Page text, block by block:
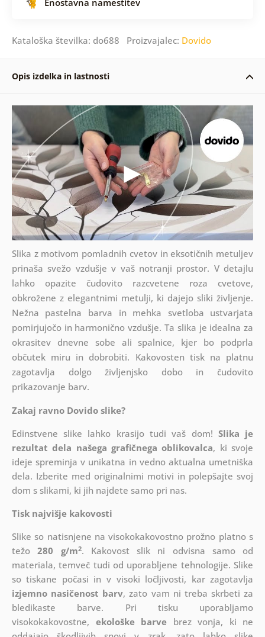
Kataloška številka: do688 Proizvajalec: Dovido
Opis izdelka in lastnosti
Slika z motivom pomladnih cvetov in eksotičnih metuljev
prinaša svežo vzdušje v vaš notranji prostor. V detajlu
lahko opazite čudovito razcvetene roza cvetove,
obkrožene z elegantnimi metulji, ki dajejo sliki življenje.
Nežna pastelna barva in mehka svetloba ustvarjata
pomirjujočo in harmonično vzdušje. Ta slika je idealna za
okrasitev dnevne sobe ali spalnice, kjer bo podprla
občutek miru in dobrobiti. Kakovosten tisk na platnu
zagotavlja dolgo življenjsko dobo in čudovito
prikazovanje barv.
Zakaj ravno Dovido slike?
Edinstvene slike lahko krasijo tudi vaš dom! Slika je
rezultat dela našega grafičnega oblikovalca, ki svoje
ideje spreminja v unikatna in vedno aktualna umetniška
dela. Izberite med originalnimi motivi in polepšajte svoj
dom s slikami, ki jih najdete samo pri nas.
Tisk najvišje kakovosti
Slike so natisnjene na visokokakovostno prožno platno s
težo280 g/m2. Kakovost slik ni odvisna samo od
materiala, temveč tudi od uporabljene tehnologije. Slike
so tiskane počasi in v visoki ločljivosti, kar zagotavlja
izjemno nasičenost barv, zato vam ni treba skrbeti za
bledikaste barve. Pri tisku uporabljamo
visokokakovostne, ekološke barve brez vonja, ki ne